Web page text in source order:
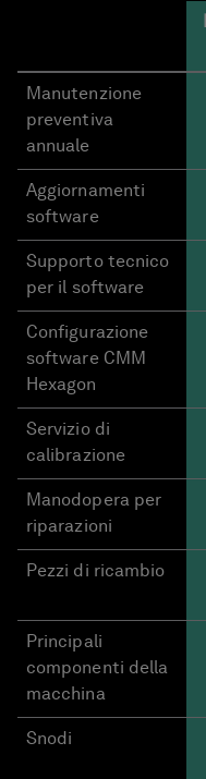
Manutenzione
preventiva
annuale
Aggiornamenti
software
Supporto tecnico
per il software
Configurazione
software CMM
Hexagon
Servizio di
calibrazione
Manodopera per
riparazioni
Pezzi di ricambio
Principali
componenti della
macchina
Snodi